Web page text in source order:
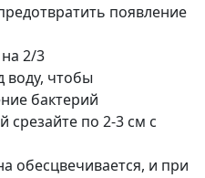
появление
2/3
воду, чтобы
бактерий
срезайте по 2-3 см с
обесцвечивается, и при